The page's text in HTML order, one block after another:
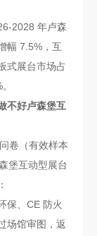
2028 年卢森
幅 7.5%，互
式展台市场占
不好卢森堡互
卷（有效样本
堡互动型展台
保、CE 防火
场馆审图，返